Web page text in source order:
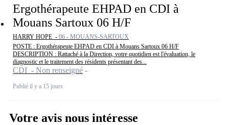
Ergothérapeute EHPAD en CDI à
Mouans Sartoux 06 H/F
HARRY HOPE - 06 - MOUANS-SARTOUX
POSTE : Ergothérapeute EHPAD en CDI à Mouans Sartoux 06 H/F
DESCRIPTION : Rattaché à la Direction, votre quotidien est l'évaluation, le
diagnostic et le traitement des résidents présentant des...
CDI - Non renseigné
Publié il y a 15 jours
Votre avis nous intéresse